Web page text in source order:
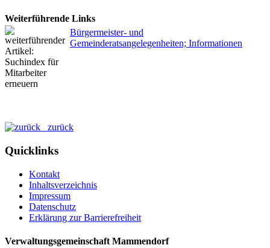
Weiterführende Links
Bürgermeister- und
Gemeinderatsangelegenheiten; Informationen
zurück
Quicklinks
Kontakt
Inhaltsverzeichnis
Impressum
Datenschutz
Erklärung zur Barrierefreiheit
Verwaltungsgemeinschaft Mammendorf